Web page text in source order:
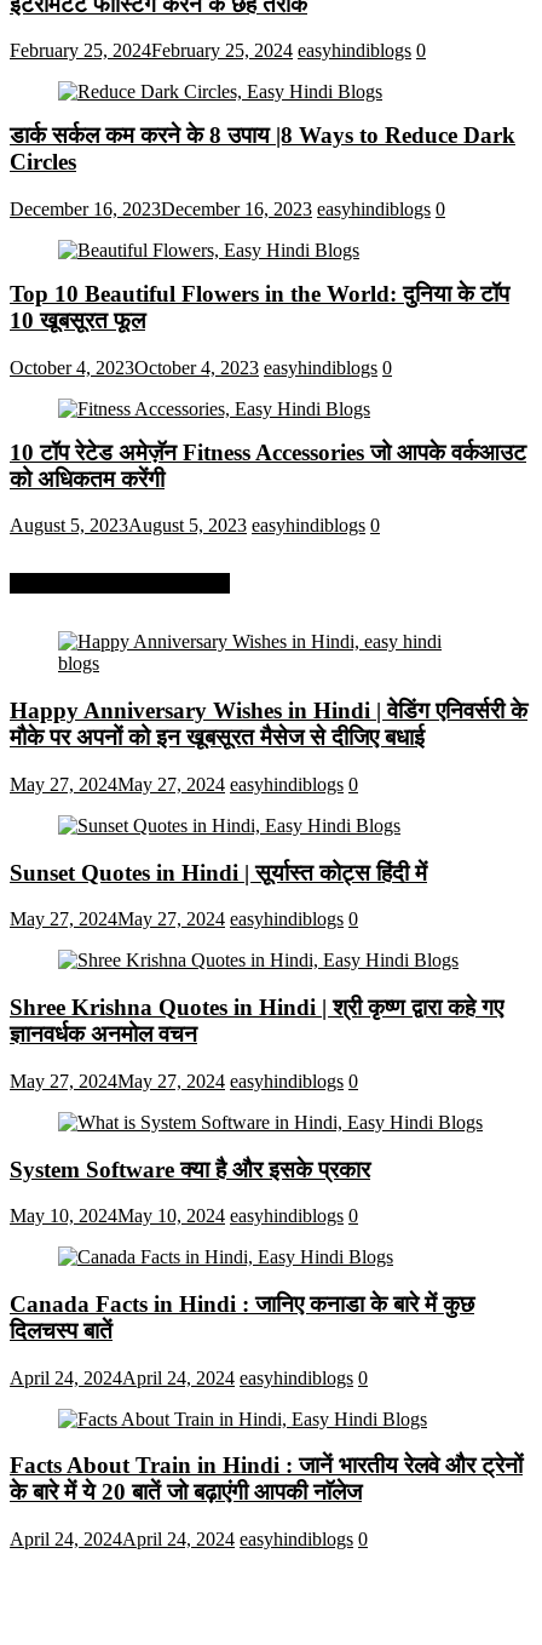
February 25, 2024February 25, 2024 easyhindiblogs 0
डार्क सर्कल कम करने के 8 उपाय |8 Ways to Reduce Dark
Circles
December 16, 2023December 16, 2023 easyhindiblogs 0
Top 10 Beautiful Flowers in the World: दुनिया के टॉप
10 खूबसूरत फूल
October 4, 2023October 4, 2023 easyhindiblogs 0
10 टॉप रेटेड अमेज़ॅन Fitness Accessories जो आपके वर्कआउट
को अधिकतम करेंगी
August 5, 2023August 5, 2023 easyhindiblogs 0
Happy Anniversary Wishes in Hindi | वेडिंग एनिवर्सरी के
मौके पर अपनों को इन खूबसूरत मैसेज से दीजिए बधाई
May 27, 2024May 27, 2024 easyhindiblogs 0
Sunset Quotes in Hindi | सूर्यास्त कोट्स हिंदी में
May 27, 2024May 27, 2024 easyhindiblogs 0
Shree Krishna Quotes in Hindi | श्री कृष्ण द्वारा कहे गए
ज्ञानवर्धक अनमोल वचन
May 27, 2024May 27, 2024 easyhindiblogs 0
System Software क्या है और इसके प्रकार
May 10, 2024May 10, 2024 easyhindiblogs 0
Canada Facts in Hindi : जानिए कनाडा के बारे में कुछ
दिलचस्प बातें
April 24, 2024April 24, 2024 easyhindiblogs 0
Facts About Train in Hindi : जानें भारतीय रेलवे और ट्रेनों
के बारे में ये 20 बातें जो बढ़ाएंगी आपकी नाॅलेज
April 24, 2024April 24, 2024 easyhindiblogs 0